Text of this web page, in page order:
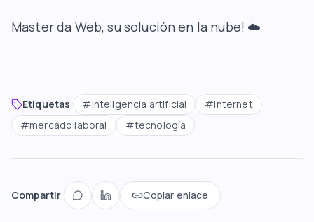
Master da Web, su solución en la nube! ☁️
Etiquetas #inteligencia artificial #internet
#mercado laboral #tecnología
Compartir Copiar enlace